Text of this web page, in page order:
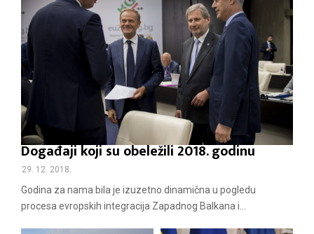
Događaji koji su obeležili 2018. godinu
29. 12. 2018.
Godina za nama bila je izuzetno dinamična u pogledu
procesa evropskih integracija Zapadnog Balkana i...